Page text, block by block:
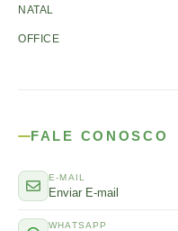
NATAL
OFFICE
FALE CONOSCO
E-MAIL
Enviar E-mail
WHATSAPP